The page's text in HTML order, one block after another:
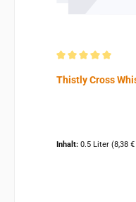
Thistly Cross
Inhalt: 0.5 Liter (8,38